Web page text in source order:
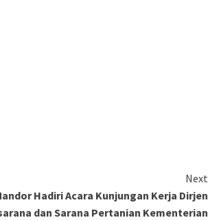
Next
Hadiri Acara Kunjungan Kerja Dirjen
dan Sarana Pertanian Kementerian